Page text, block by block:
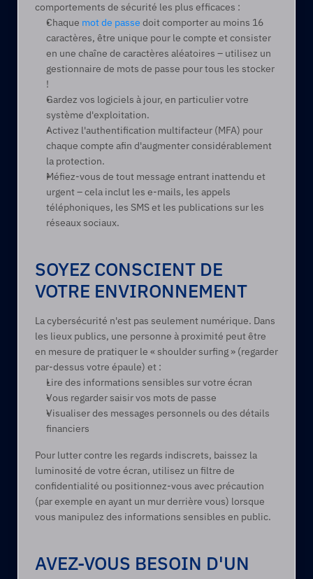
comportements de sécurité les plus efficaces :
Chaque mot de passe doit comporter au moins 16
caractères, être unique pour le compte et consister
en une chaîne de caractères aléatoires – utilisez un
gestionnaire de mots de passe pour tous les stocker
!
Gardez vos logiciels à jour, en particulier votre
système d'exploitation.
Activez l'authentification multifacteur (MFA) pour
chaque compte afin d'augmenter considérablement
la protection.
Méfiez-vous de tout message entrant inattendu et
urgent – cela inclut les e-mails, les appels
téléphoniques, les SMS et les publications sur les
réseaux sociaux.
SOYEZ CONSCIENT DE
VOTRE ENVIRONNEMENT
La cybersécurité n'est pas seulement numérique. Dans
les lieux publics, une personne à proximité peut être
en mesure de pratiquer le « shoulder surfing » (regarder
par-dessus votre épaule) et :
Lire des informations sensibles sur votre écran
Vous regarder saisir vos mots de passe
Visualiser des messages personnels ou des détails
financiers
Pour lutter contre les regards indiscrets, baissez la
luminosité de votre écran, utilisez un filtre de
confidentialité ou positionnez-vous avec précaution
(par exemple en ayant un mur derrière vous) lorsque
vous manipulez des informations sensibles en public.
AVEZ-VOUS BESOIN D'UN